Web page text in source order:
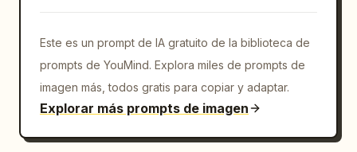
Este es un prompt de IA gratuito de la biblioteca de
prompts de YouMind. Explora miles de prompts de
imagen más, todos gratis para copiar y adaptar.
Explorar más prompts de imagen